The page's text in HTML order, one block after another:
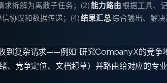
求拆解为离散子任务；(2)能力路由根据工具、
协议和数据传递；(4)结果汇总综合输出、解
到复杂请求——例如“研究Company X的竞
、竞争定位、文档起草）并路由给对应的专业